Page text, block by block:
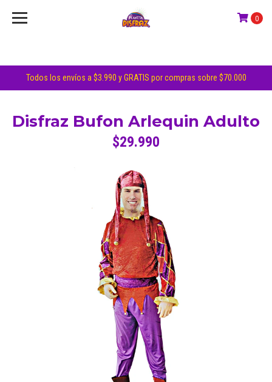
Todos los envíos a $3.990 y GRATIS por compras sobre $70.000
0
Disfraz Bufon Arlequin Adulto
$29.990